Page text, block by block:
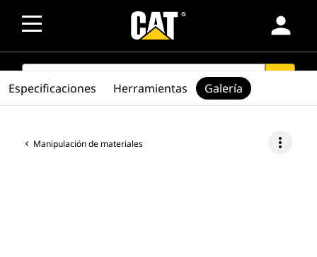
person
SEARCH
Manipulación de materiales more_vert
Especificaciones Herramientas Galería